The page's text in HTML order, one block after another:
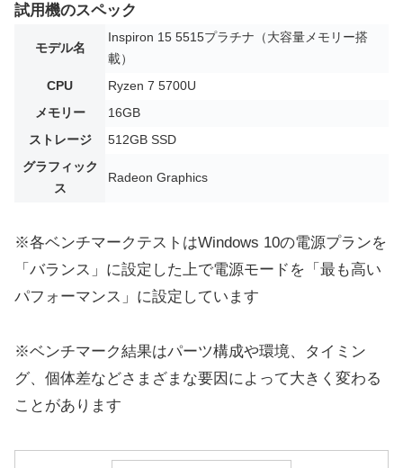
試用機のスペック
モデル名
Inspiron 15 5515プラチナ（大容量メモリー搭
載）
CPU
Ryzen 7 5700U
メモリー
16GB
ストレージ
512GB SSD
グラフィック
ス
Radeon Graphics
※各ベンチマークテストはWindows 10の電源プランを
「バランス」に設定した上で電源モードを「最も高い
パフォーマンス」に設定しています
※ベンチマーク結果はパーツ構成や環境、タイミン
グ、個体差などさまざまな要因によって大きく変わる
ことがあります